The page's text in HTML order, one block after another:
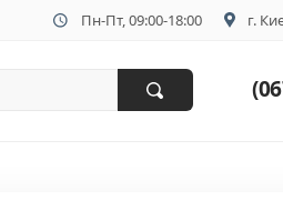
Пн-Пт, 09:00-18:00 г.